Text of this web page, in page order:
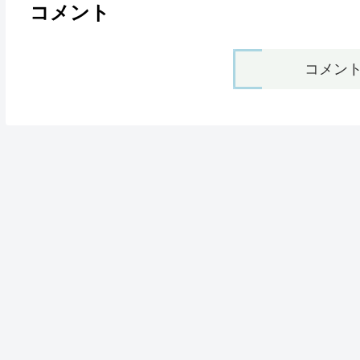
コメント
コメン